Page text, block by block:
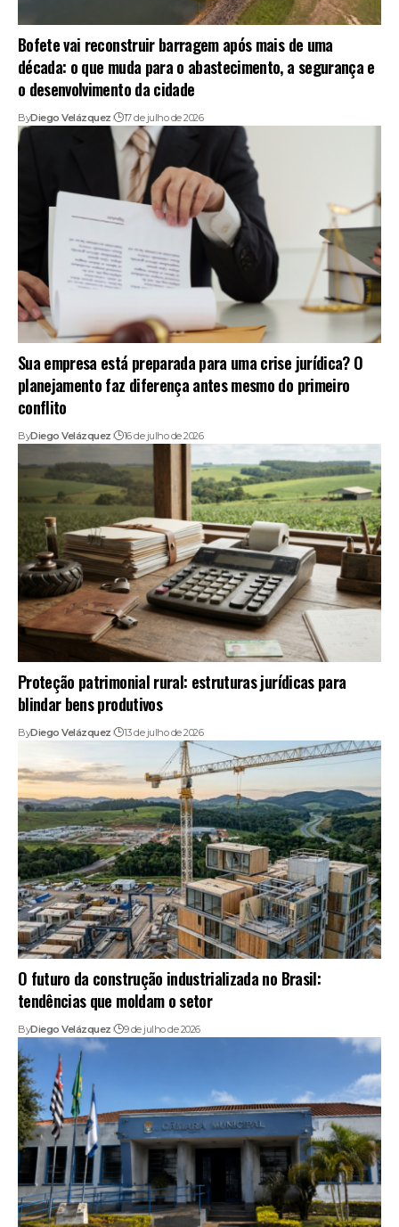
Bofete vai reconstruir barragem após mais de uma
década: o que muda para o abastecimento, a segurança e
o desenvolvimento da cidade
ByDiego Velázquez 17 de julho de 2026
Sua empresa está preparada para uma crise jurídica? O
planejamento faz diferença antes mesmo do primeiro
conflito
ByDiego Velázquez 16 de julho de 2026
Proteção patrimonial rural: estruturas jurídicas para
blindar bens produtivos
ByDiego Velázquez 13 de julho de 2026
O futuro da construção industrializada no Brasil:
tendências que moldam o setor
ByDiego Velázquez 9 de julho de 2026